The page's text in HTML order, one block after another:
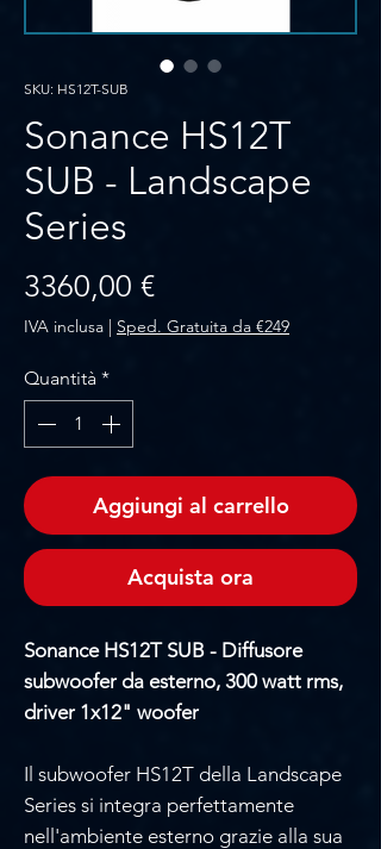
SKU: HS12T-SUB
Sonance HS12T
SUB - Landscape
Series
3360,00 €Prezzo
IVA inclusa | Sped. Gratuita da €249
Quantità *
Aggiungi al carrello
Acquista ora
Sonance HS12T SUB - Diffusore
subwoofer da esterno, 300 watt rms,
driver 1x12" woofer
Il subwoofer HS12T della Landscape
Series si integra perfettamente
nell'ambiente esterno grazie alla sua